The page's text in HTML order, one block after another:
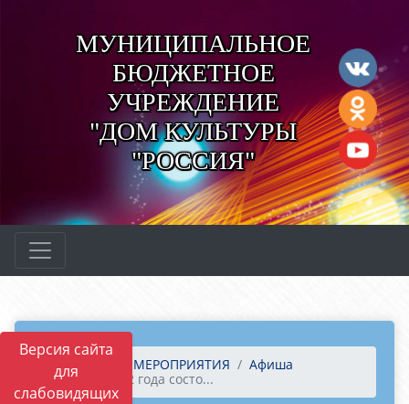
Версия сайта
для
слабовидящих
МУНИЦИПАЛЬНОЕ
БЮДЖЕТНОЕ
УЧРЕЖДЕНИЕ
"ДОМ КУЛЬТУРЫ
"РОССИЯ"
Главная МЕРОПРИЯТИЯ
Афиша
4 мая 2022 года состо...